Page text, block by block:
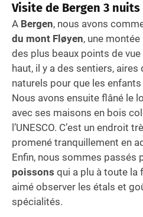
Visite de Bergen 3 nuits
A Bergen, nous avons
du mont Fløyen, une montée
des plus beaux points de
haut, il y a des sentiers, aires
naturels pour que les
Nous avons ensuite flâné le
avec ses maisons en bois
l’UNESCO. C’est un endroit
promené tranquillement en
Enfin, nous sommes passés
poissons qui a plu à toute la
aimé observer les étals et
spécialités.